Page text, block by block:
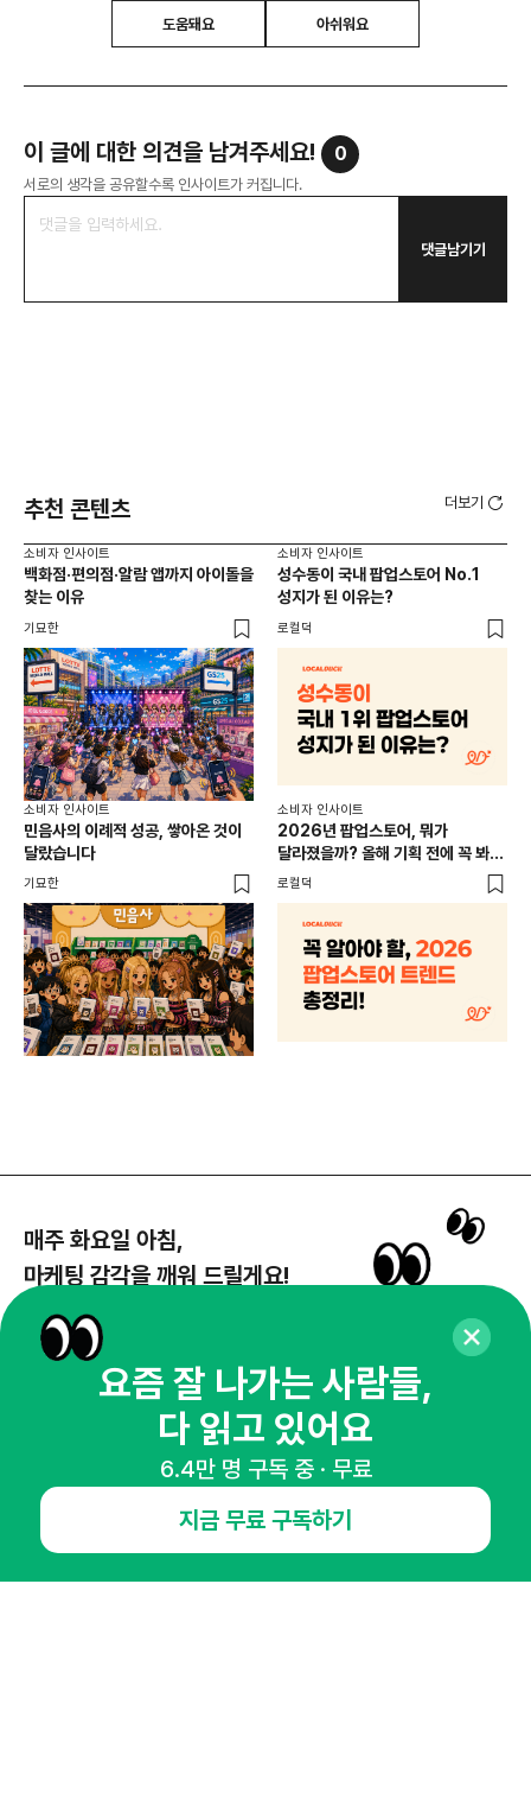
도움돼요 아쉬워요
이 글에 대한 의견을 남겨주세요! 0
서로의 생각을 공유할수록 인사이트가 커집니다.
댓글남기기
추천 콘텐츠 더보기
소비자 인사이트
백화점·편의점·알람 앱까지 아이돌을
찾는 이유
기묘한
소비자 인사이트
성수동이 국내 팝업스토어 No.1
성지가 된 이유는?
로컬덕
소비자 인사이트
민음사의 이례적 성공, 쌓아온 것이
달랐습니다
기묘한
소비자 인사이트
2026년 팝업스토어, 뭐가
달라졌을까? 올해 기획 전에 꼭 봐야
할 트렌드 4가지
로컬덕
매주 화요일 아침,
마케팅 감각을 깨워 드릴게요!
뉴스레터 구독하기
오픈애즈란
요즘 잘 나가는 사람들,
다 읽고 있어요
6.4만 명 구독 중 · 무료
지금 무료 구독하기